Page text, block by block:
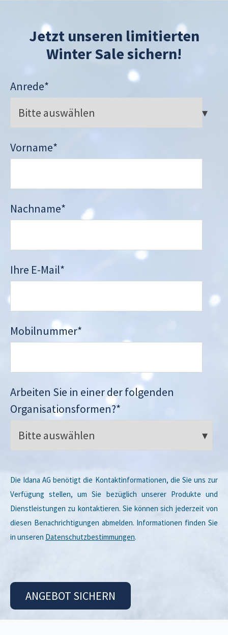
Jetzt unseren limitierten
Winter Sale sichern!
Anrede*
Vorname*
Nachname*
Ihre E-Mail*
Mobilnummer*
Arbeiten Sie in einer der folgenden
Organisationsformen?*
Die Idana AG benötigt die Kontaktinformationen, die Sie uns zur
Verfügung stellen, um Sie bezüglich unserer Produkte und
Dienstleistungen zu kontaktieren. Sie können sich jederzeit von
diesen Benachrichtigungen abmelden. Informationen finden Sie
in unseren Datenschutzbestimmungen.